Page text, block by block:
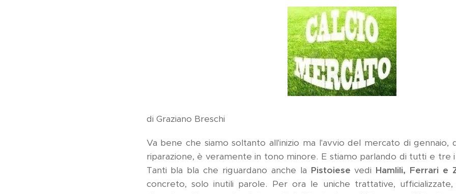
di Graziano Breschi
Va bene che siamo soltanto all'inizio ma l'avvio del mercato di gennaio,
riparazione, è veramente in tono minore. E stiamo parlando di tutti e tre
Tanti bla bla che riguardano anche la Pistoiese vedi Hamlili, Ferrari e
concreto, solo inutili parole. Per ora le uniche trattative,